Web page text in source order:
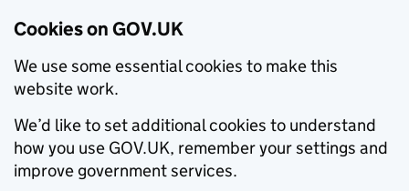
Cookies on GOV.UK
We use some essential cookies to make this
website work.
We’d like to set additional cookies to understand
how you use GOV.UK, remember your settings and
improve government services.